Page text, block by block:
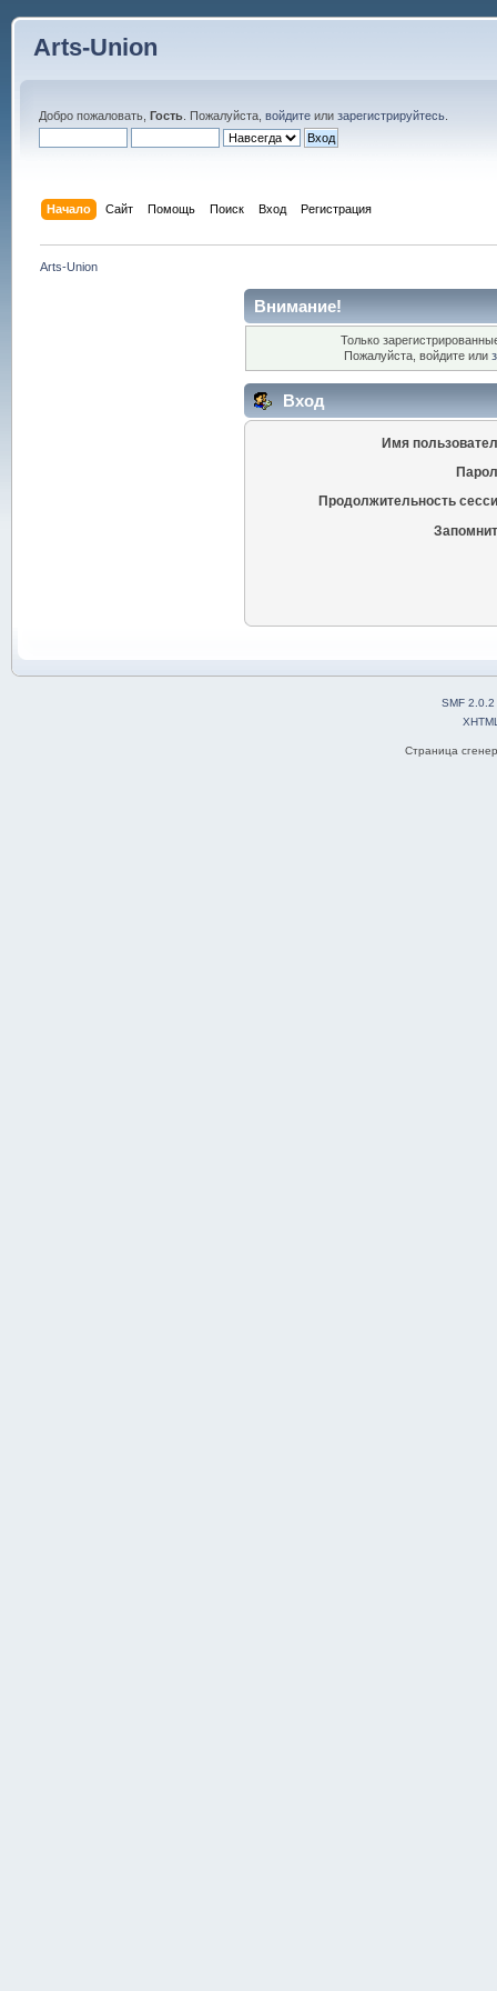
Arts-Union
Добро пожаловать, Гость. Пожалуйста, войдитеили зарегистрируйтесь.
Начало Сайт Помощь Поиск Вход Регистрация
Arts-Union
Внимание!
Только
Пожалуйста, войдите или
Вход
Имя
Продолжительность
SMF 2.0.2
Страница